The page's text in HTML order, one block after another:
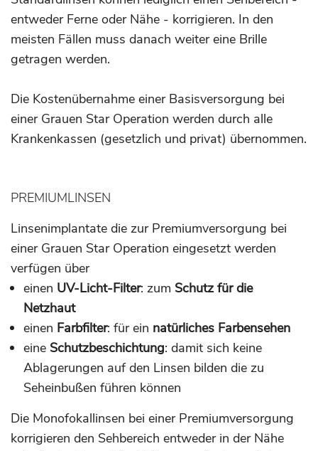
entweder Ferne oder Nähe - korrigieren. In den
meisten Fällen muss danach weiter eine Brille
getragen werden.
Die Kostenübernahme einer Basisversorgung bei
einer Grauen Star Operation werden durch alle
Krankenkassen (gesetzlich und privat) übernommen.
PREMIUMLINSEN
Linsenimplantate die zur Premiumversorgung bei
einer Grauen Star Operation eingesetzt werden
verfügen über
einen UV-Licht-Filter: zum Schutz für die
Netzhaut
einen Farbfilter: für ein natürliches Farbensehen
eine Schutzbeschichtung: damit sich keine
Ablagerungen auf den Linsen bilden die zu
Seheinbußen führen können
Die Monofokallinsen bei einer Premiumversorgung
korrigieren den Sehbereich entweder in der Nähe